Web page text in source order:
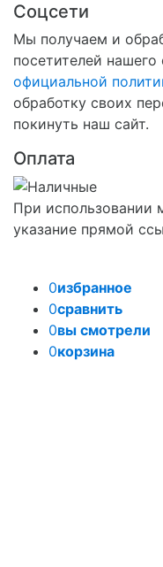
Соцсети
Мы получаем и
посетителей нашего
официальной
обработку своих
покинуть наш сайт.
Оплата
При использовании
указание прямой
0избранное
0сравнить
0вы смотрели
0корзина